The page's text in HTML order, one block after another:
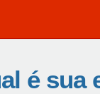
é sua